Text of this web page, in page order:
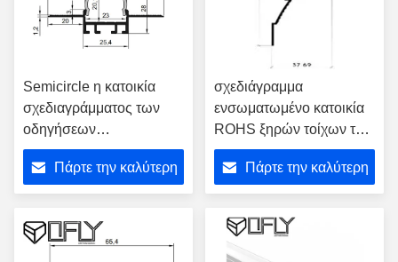
Semicircle η κατοικία
σχεδιαγράμματος των
οδηγήσεων
ασβεστοκονιάματος
τοποθέτησε το κράμα
αργιλίου 6063 T5
Πάρτε την καλύτερη
σχεδιάγραμμα
ενσωματωμένο κατοικία
ROHS ξηρών τοίχων των
οδηγήσεων
ασβεστοκονιάματος
104*37.6mm εγκεκριμένο
Πάρτε την καλύτερη